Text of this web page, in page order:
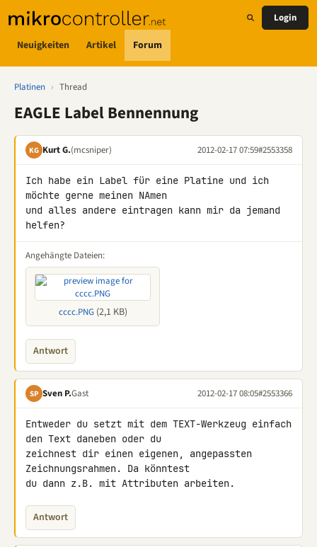
Neuigkeiten Artikel Forum
Login
Platinen › Thread
EAGLE Label Bennennung
KG Kurt G.(mcsniper) 2012-02-17 07:59#2553358
Ich habe ein Label für eine Platine und ich
möchte gerne meinen NAmen
und alles andere eintragen kann mir da jemand
helfen?
Angehängte Dateien:
cccc.PNG(2,1 KB)
Antwort
SP Sven P.Gast 2012-02-17 08:05#2553366
Entweder du setzt mit dem TEXT-Werkzeug einfach
den Text daneben oder du
zeichnest dir einen eigenen, angepassten
Zeichnungsrahmen. Da könntest
du dann z.B. mit Attributen arbeiten.
Antwort